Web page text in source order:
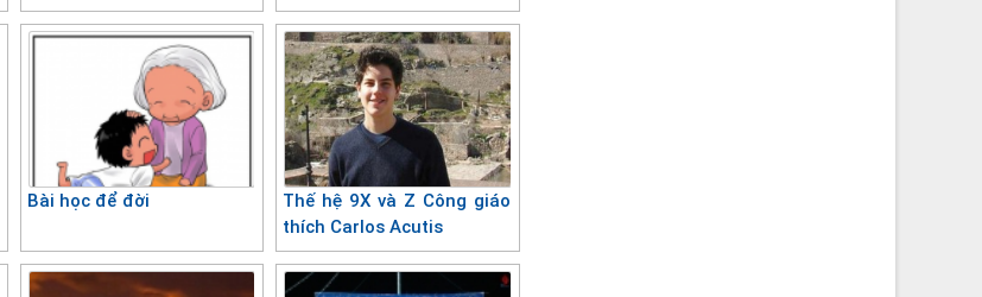
Bài học để đời
Thế hệ 9X và Z Công giáo
thích Carlos Acutis